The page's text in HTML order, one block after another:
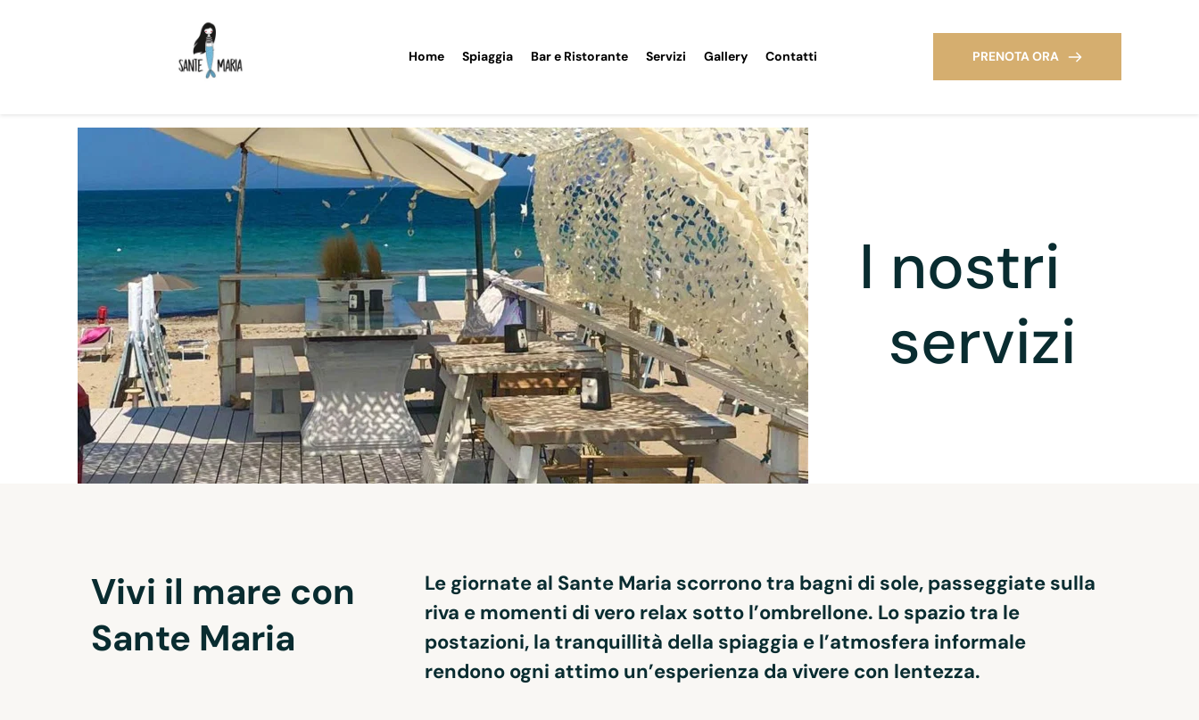
Home Spiaggia Bar e Ristorante Servizi Gallery Contatti PRENOTA ORA
I nostri
servizi
Vivi il mare con
Sante Maria
Le giornate al Sante Maria scorrono tra bagni di sole, passeggiate sulla
riva e momenti di vero relax sotto l’ombrellone. Lo spazio tra le
postazioni, la tranquillità della spiaggia e l’atmosfera informale
rendono ogni attimo un’esperienza da vivere con lentezza.